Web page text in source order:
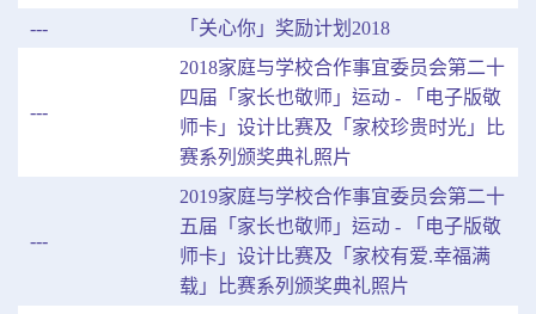
---
「关心你」奖励计划2018
---
2018家庭与学校合作事宜委员会第二十
四届「家长也敬师」运动 - 「电子版敬
师卡」设计比赛及「家校珍贵时光」比
赛系列颁奖典礼照片
---
2019家庭与学校合作事宜委员会第二十
五届「家长也敬师」运动 - 「电子版敬
师卡」设计比赛及「家校有爱.幸福满
载」比赛系列颁奖典礼照片